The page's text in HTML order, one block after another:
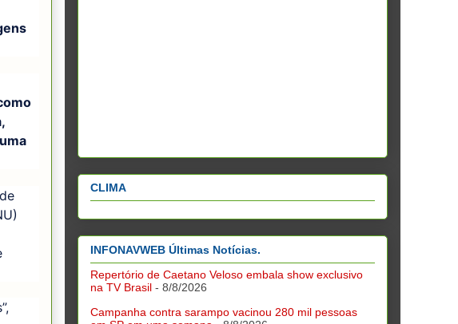
CLIMA
INFONAVWEB Últimas Notícias.
Repertório de Caetano Veloso embala show exclusivo
na TV Brasil - 8/8/2026
Campanha contra sarampo vacinou 280 mil pessoas